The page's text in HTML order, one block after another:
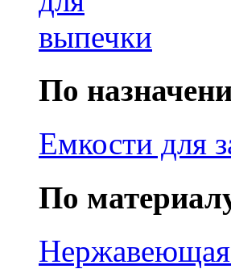
выпечки
По
Емкости для
По
Нержавеющая